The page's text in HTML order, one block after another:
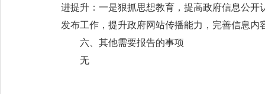
进提升：一是狠抓思想教育，提高政府信息公
发布工作，提升政府网站传播能力，完善信息内
六、其他需要报告的事项
无